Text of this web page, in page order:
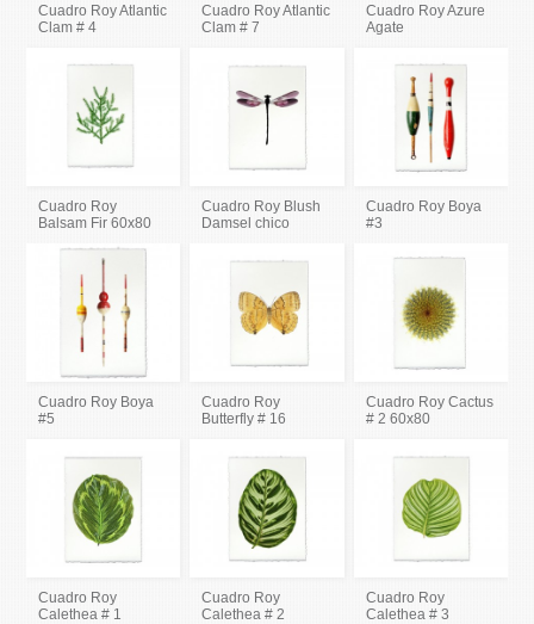
Cuadro Roy Atlantic
Clam # 4
Cuadro Roy Atlantic
Clam # 7
Cuadro Roy Azure
Agate
Cuadro Roy
Balsam Fir 60x80
Cuadro Roy Blush
Damsel chico
Cuadro Roy Boya
#3
Cuadro Roy Boya
#5
Cuadro Roy
Butterfly # 16
Cuadro Roy Cactus
# 2 60x80
Cuadro Roy
Calethea # 1
Cuadro Roy
Calethea # 2
Cuadro Roy
Calethea # 3